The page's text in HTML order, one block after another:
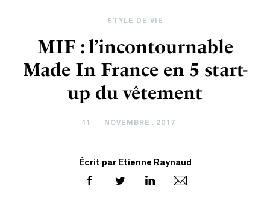
STYLE DE VIE
MIF : l’incontournable
Made In France en 5 start-
up du vêtement
11 NOVEMBRE . 2017
Écrit par Etienne Raynaud